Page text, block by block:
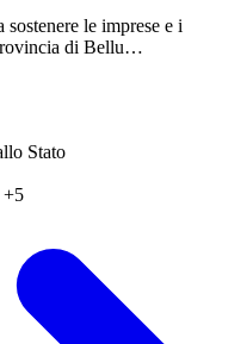
le imprese e i
di Bellu…
Stato
+5